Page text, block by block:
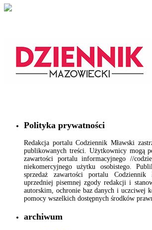
Polityka prywatności
Redakcja portalu Codziennik Mławski
publikowanych treści. Użytkownicy mogą
zawartości portalu informacyjnego //
niekomercyjnego użytku osobistego.
sprzedaż zawartości portalu
uprzedniej pisemnej zgody redakcji i
autorskim, ochronie baz danych i uczciwej
pomocy wszelkich dostępnych środków
archiwum